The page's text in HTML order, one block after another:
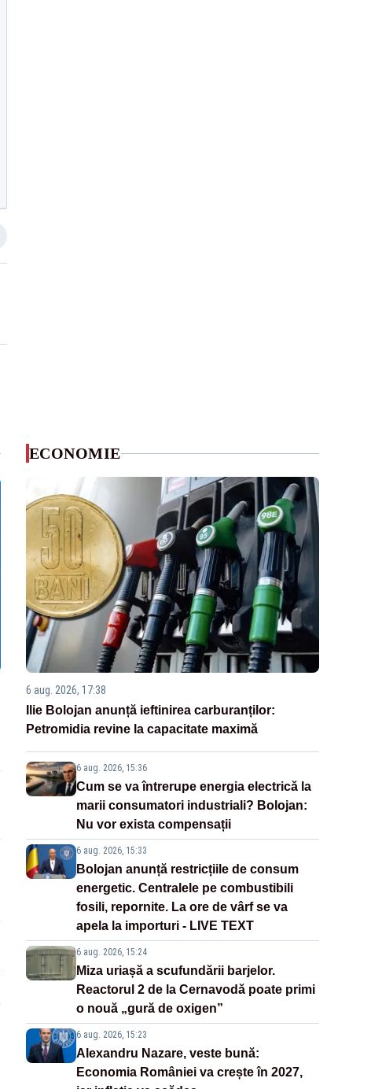
ECONOMIE
6 aug. 2026, 17:38
Ilie Bolojan anunță ieftinirea carburanților:
Petromidia revine la capacitate maximă
6 aug. 2026, 15:36
Cum se va întrerupe energia electrică la
marii consumatori industriali? Bolojan:
Nu vor exista compensații
6 aug. 2026, 15:33
Bolojan anunță restricțiile de consum
energetic. Centralele pe combustibili
fosili, repornite. La ore de vârf se va
apela la importuri - LIVE TEXT
6 aug. 2026, 15:24
Miza uriașă a scufundării barjelor.
Reactorul 2 de la Cernavodă poate primi
o nouă „gură de oxigen”
6 aug. 2026, 15:23
Alexandru Nazare, veste bună:
Economia României va crește în 2027,